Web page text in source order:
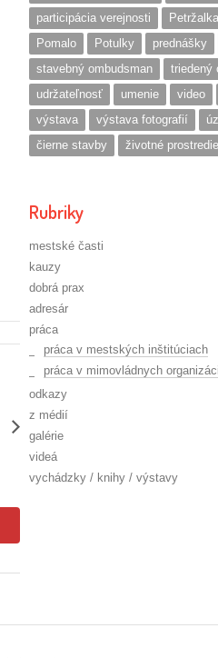
participácia verejnosti
Petržalka
Pomalo
Potulky prednášky
stavebný ombudsman
triedený
udržateľnosť
umenie video
výstava
výstava fotografií
čierne stavby
životné prostredie
Rubriky
mestské časti
kauzy
dobrá prax
adresár
práca
práca v mestských inštitúciach
práca v mimovládnych
odkazy
z médií
galérie
videá
vychádzky / knihy / výstavy